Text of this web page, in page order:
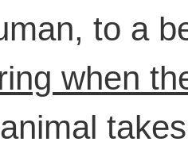
to a
when